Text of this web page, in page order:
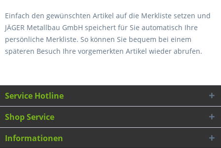
Einfach den gewünschten Artikel auf die Merkliste setzen und
JÄGER Metallbau GmbH speichert für Sie automatisch Ihre
persönliche Merkliste. So können Sie bequem bei einem
späteren Besuch Ihre vorgemerkten Artikel wieder abrufen.
Service Hotline
Shop Service
Informationen